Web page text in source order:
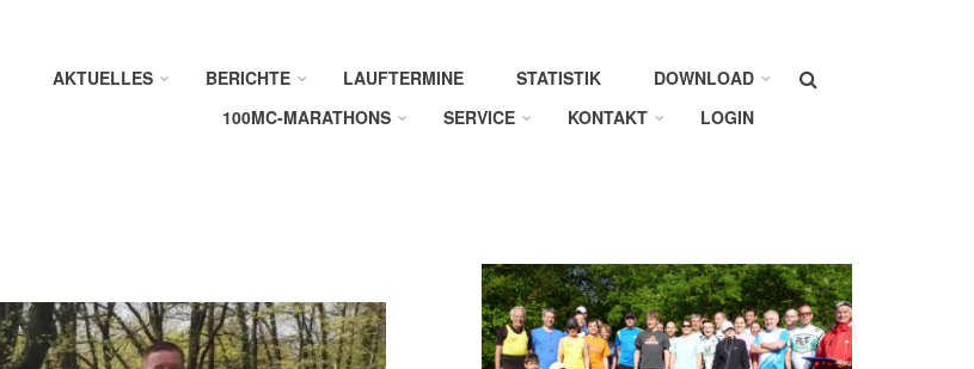
Suche
AKTUELLES BERICHTE LAUFTERMINE STATISTIK
DOWNLOAD
100MC-MARATHONS
SERVICE KONTAKT LOGIN